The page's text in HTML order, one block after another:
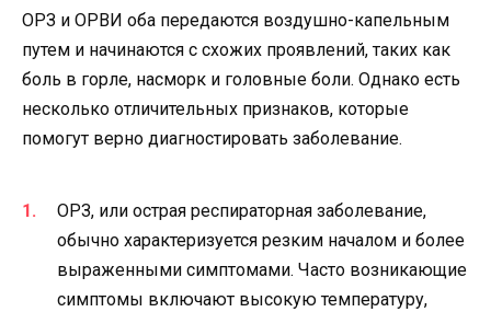
ОРЗ и ОРВИ оба передаются воздушно-капельным
путем и начинаются с схожих проявлений, таких как
боль в горле, насморк и головные боли. Однако есть
несколько отличительных признаков, которые
помогут верно диагностировать заболевание.
ОРЗ, или острая респираторная заболевание,
обычно характеризуется резким началом и более
выраженными симптомами. Часто возникающие
симптомы включают высокую температуру,